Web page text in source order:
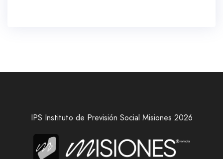
IPS Instituto de Previsión Social Misiones 2026